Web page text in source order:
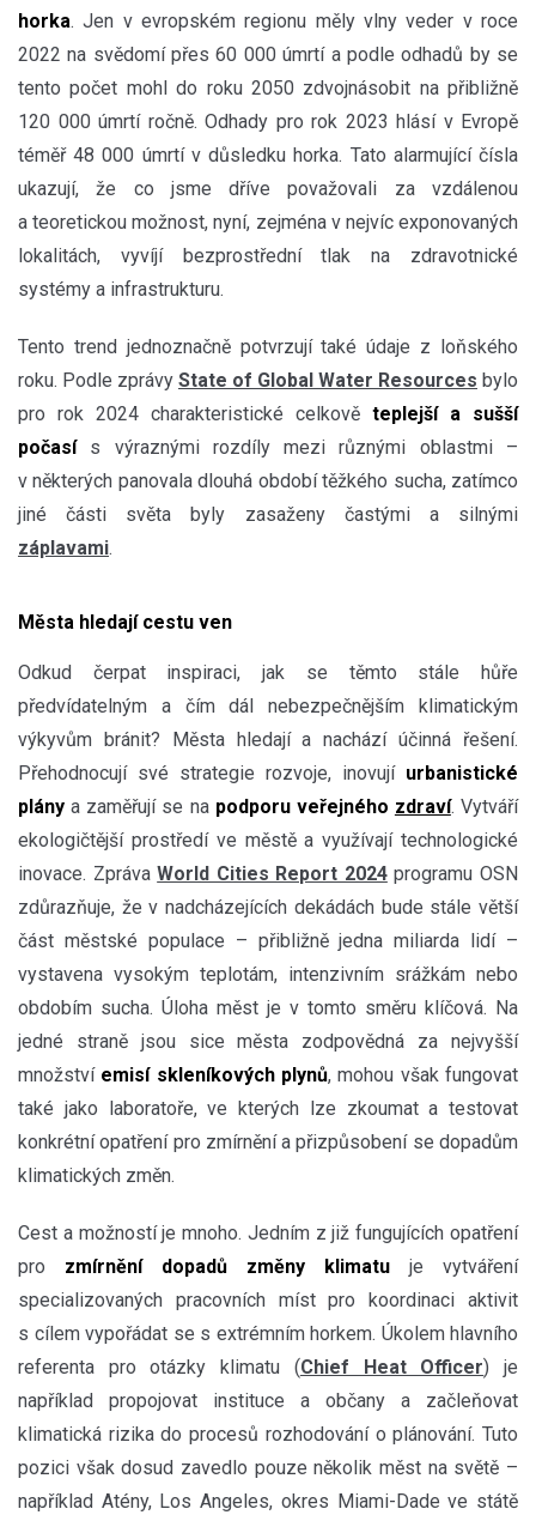
horka. Jen v evropském regionu měly vlny veder v roce
2022 na svědomí přes 60 000 úmrtí a podle odhadů by se
tento počet mohl do roku 2050 zdvojnásobit na přibližně
120 000 úmrtí ročně. Odhady pro rok 2023 hlásí v Evropě
téměř 48 000 úmrtí v důsledku horka. Tato alarmující čísla
ukazují, že co jsme dříve považovali za vzdálenou
a teoretickou možnost, nyní, zejména v nejvíc exponovaných
lokalitách, vyvíjí bezprostřední tlak na zdravotnické
systémy a infrastrukturu.
Tento trend jednoznačně potvrzují také údaje z loňského
roku. Podle zprávy State of Global Water Resources bylo
pro rok 2024 charakteristické celkově teplejší a sušší
počasís výraznými rozdíly mezi různými oblastmi –
v některých panovala dlouhá období těžkého sucha, zatímco
jiné části světa byly zasaženy častými a silnými
záplavami.
Města hledají cestu ven
Odkud čerpat inspiraci, jak se těmto stále hůře
předvídatelným a čím dál nebezpečnějším klimatickým
výkyvům bránit? Města hledají a nachází účinná řešení.
Přehodnocují své strategie rozvoje, inovují urbanistické
plány a zaměřují se na podporu veřejného zdraví. Vytváří
ekologičtější prostředí ve městě a využívají technologické
inovace. ZprávaWorld Cities Report 2024programu OSN
zdůrazňuje, že v nadcházejících dekádách bude stále větší
část městské populace – přibližně jedna miliarda lidí –
vystavena vysokým teplotám, intenzivním srážkám nebo
obdobím sucha. Úloha měst je v tomto směru klíčová. Na
jedné straně jsou sice města zodpovědná za nejvyšší
množství emisí skleníkových plynů, mohou však fungovat
také jako laboratoře, ve kterých lze zkoumat a testovat
konkrétní opatření pro zmírnění a přizpůsobení se dopadům
klimatických změn.
Cest a možností je mnoho. Jedním z již fungujících opatření
pro zmírnění dopadů změny klimatu je vytváření
specializovaných pracovních míst pro koordinaci aktivit
s cílem vypořádat se s extrémním horkem. Úkolem hlavního
referenta pro otázky klimatu (Chief Heat Officer) je
například propojovat instituce a občany a začleňovat
klimatická rizika do procesů rozhodování o plánování. Tuto
pozici však dosud zavedlo pouze několik měst na světě –
například Atény, Los Angeles, okres Miami-Dade ve státě